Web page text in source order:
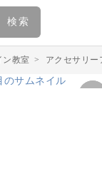
検索
ン教室 > アクセサリー